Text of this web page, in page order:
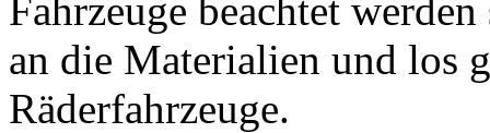
Fahrzeuge beachtet
an die Materialien und los
Räderfahrzeuge.